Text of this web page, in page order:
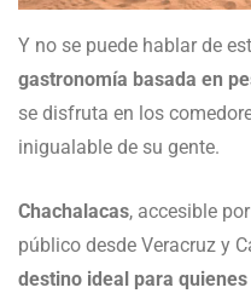
Y no se puede hablar de
gastronomía basada en
se disfruta en los
inigualable de su gente.
Chachalacas, accesible
público desde Veracruz y
destino ideal para